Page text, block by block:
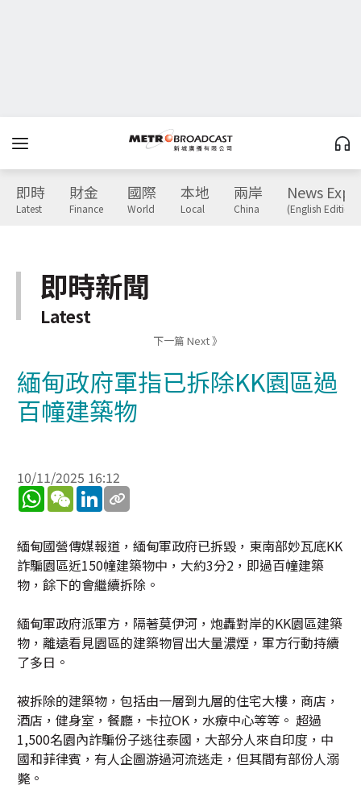
即時
Latest
財金
Finance
國際
World
本地
Local
兩岸
China
News
(English Edition)
即時新聞
Latest
下一篇 Next 》
緬甸政府軍指已拆除KK園區過
百幢建築物
10/11/2025 16:12
WhatsApp
WeChatLinkedIn
緬甸國營傳媒報道，緬甸軍政府已拆毀，東南部妙瓦底KK
詐騙園區近150幢建築物中，大約3分2，即過百幢建築
物，餘下的會繼續拆除。
緬甸軍政府派軍方，隔著莫伊河，炮轟對岸的KK園區建築
物，離遠看見園區的建築物冒出大量濃煙，軍方行動持續
了多日。
被拆除的建築物，包括由一層到九層的住宅大樓，商店，
酒店，健身室，餐廳，卡拉OK，水療中心等等。 超過
1,500名園內詐騙份子逃往泰國，大部分人來自印度，中
國和菲律賓，有人企圖游過河流逃走，但其間有部份人溺
斃。